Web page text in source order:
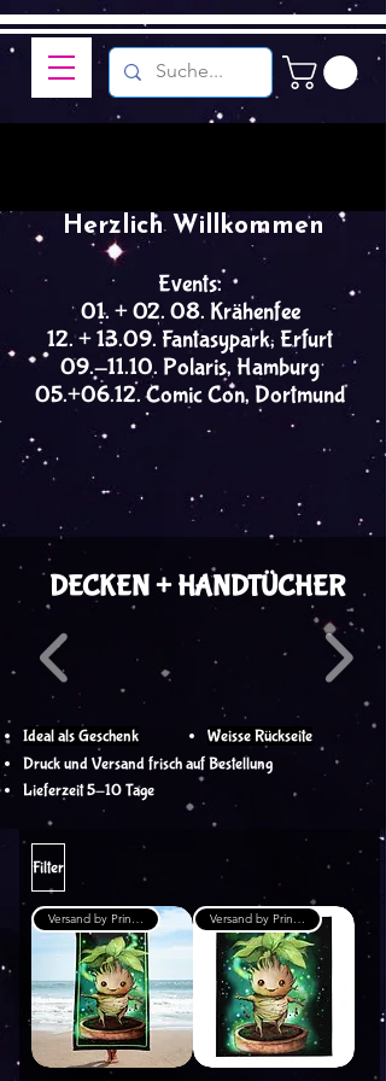
Events:
01. + 02. 08. Krähenfee
12. + 13.09. Fantasypark, Erfurt
09.-11.10. Polaris, Hamburg
05.+06.12. Comic Con, Dortmund
Herzlich Willkommen
DECKEN + HANDTÜCHER
Ideal als Geschenk
Weisse Rückseite
Druck und Versand frisch auf Bestellung
Lieferzeit 5-10 Tage
Filter
Versand by Printful Versand by Printful